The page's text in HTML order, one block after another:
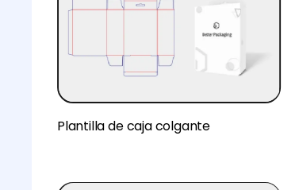
Plantilla de caja colgante